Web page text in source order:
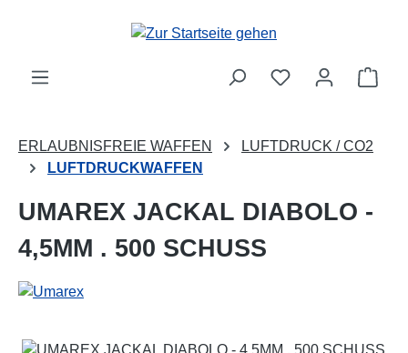
Zum Hauptinhalt springen
ERLAUBNISFREIE WAFFEN
LUFTDRUCK / CO2
LUFTDRUCKWAFFEN
UMAREX JACKAL DIABOLO -
4,5MM . 500 SCHUSS